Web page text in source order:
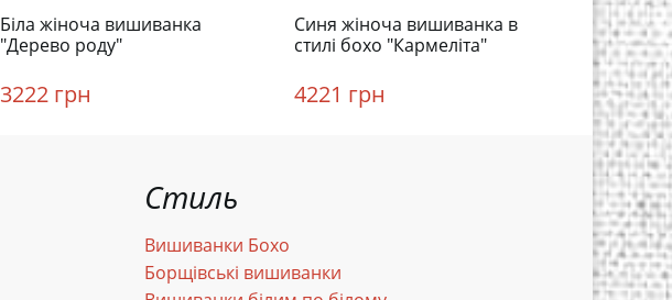
Біла жіноча вишиванка
"Дерево роду"
3222 грн
Синя жіноча вишиванка в
стилі бохо "Кармеліта"
4221 грн
Літня
"Заріна"
2871
Стиль
Вишиванки Бохо
Борщівські вишиванки